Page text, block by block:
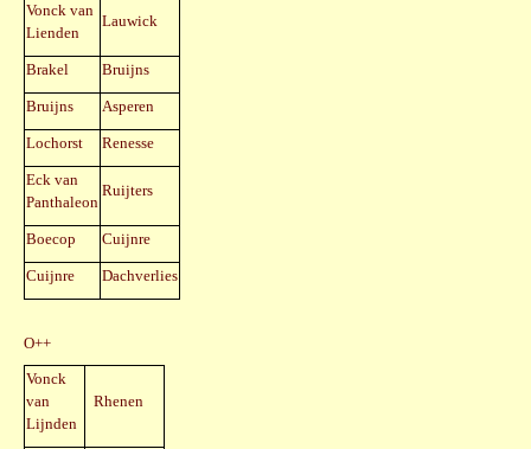
Vonck van
Lienden
Lauwick
Brakel Bruijns
Bruijns Asperen
Lochorst Renesse
Eck van
Panthaleon
Ruijters
Boecop Cuijnre
Cuijnre Dachverlies
O++
Vonck
van
Lijnden
Rhenen